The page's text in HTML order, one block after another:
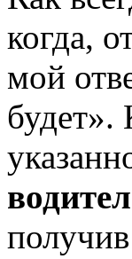
когда,
мой
будет».